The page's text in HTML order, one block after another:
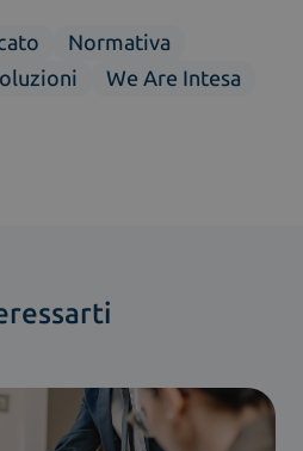
Normativa
We Are Intesa